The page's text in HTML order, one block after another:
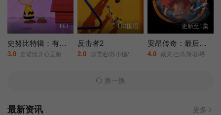
HD
史努比特辑：有家真好
3.0 史诺比开心呈献：在家千日好(港)/
HD国语
反击者2
2.0 赵雪迎/苏小糖/
更新至1集
安昂传奇：最后的气宗
4.0 戴夫·巴蒂斯塔/塔伊加·维迪提/芙蕾达·平托/史蒂文·元/关继威/杰拉尔丁·维斯瓦纳坦/南允道/杰西卡·马滕/迪·布莱德利·贝克/罗曼·萨拉戈萨/佩塔·萨金特/Dionne·Quan/
换一换
最新资讯 更多